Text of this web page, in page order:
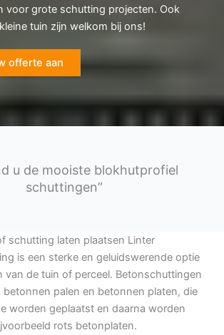
voor grote schutting projecten. Ook
tuin zijn welkom bij ons!
offerte aan
u de mooiste blokhutprofiel
schuttingen”
schutting laten plaatsen Linter
is een sterke en geluidswerende optie
van de tuin of perceel. Betonschuttingen
betonnen palen en betonnen platen, die
worden geplaatst en daarna worden
rots betonplaten.